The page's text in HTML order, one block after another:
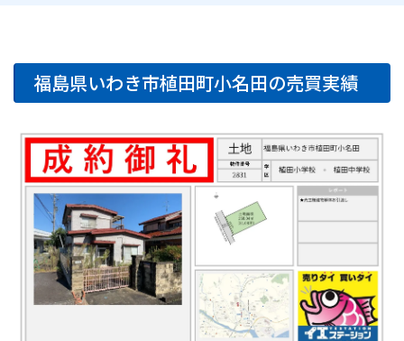
福島県いわき市植田町小名田の売買実績